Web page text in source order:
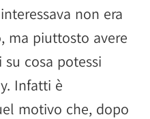
non era
ma piuttosto avere
cosa potessi
Infatti è
motivo che, dopo